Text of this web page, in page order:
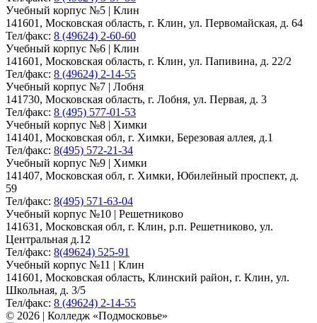
Учебный корпус №5 | Клин
141601, Московская область, г. Клин, ул. Первомайская, д. 64
Тел/факс: 8 (49624) 2-60-60
Учебный корпус №6 | Клин
141601, Московская область, г. Клин, ул. Папивина, д. 22/2
Тел/факс: 8 (49624) 2-14-55
Учебный корпус №7 | Лобня
141730, Московская область, г. Лобня, ул. Первая, д. 3
Тел/факс: 8 (495) 577-01-53
Учебный корпус №8 | Химки
141401, Московская обл, г. Химки, Березовая аллея, д.1
Тел/факс: 8(495) 572-21-34
Учебный корпус №9 | Химки
141407, Московская обл, г. Химки, Юбилейный проспект, д.
59
Тел/факс: 8(495) 571-63-04
Учебный корпус №10 | Решетниково
141631, Московская обл, г. Клин, р.п. Решетниково, ул.
Центральная д.12
Тел/факс: 8(49624) 525-91
Учебный корпус №11 | Клин
141601, Московская область, Клинский район, г. Клин, ул.
Школьная, д. 3/5
Тел/факс: 8 (49624) 2-14-55
© 2026 | Колледж «Подмосковье»